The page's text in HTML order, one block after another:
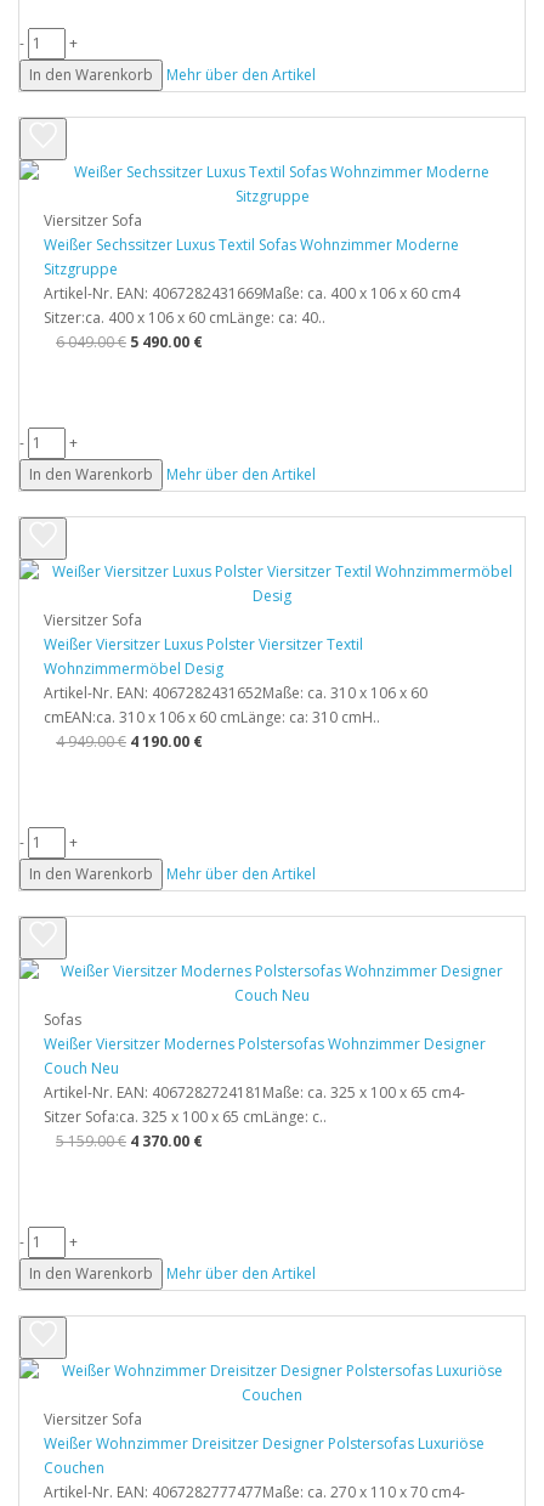
-
+
In den Warenkorb
Mehr über den Artikel
Viersitzer Sofa
Weißer Sechssitzer Luxus Textil Sofas Wohnzimmer Moderne
Sitzgruppe
Artikel-Nr. EAN: 4067282431669Maße: ca. 400 x 106 x 60 cm4
Sitzer:ca. 400 x 106 x 60 cmLänge: ca: 40..
6 049.00 € 5 490.00 €
-
+
In den Warenkorb
Mehr über den Artikel
Viersitzer Sofa
Weißer Viersitzer Luxus Polster Viersitzer Textil
Wohnzimmermöbel Desig
Artikel-Nr. EAN: 4067282431652Maße: ca. 310 x 106 x 60
cmEAN:ca. 310 x 106 x 60 cmLänge: ca: 310 cmH..
4 949.00 € 4 190.00 €
-
+
In den Warenkorb
Mehr über den Artikel
Sofas
Weißer Viersitzer Modernes Polstersofas Wohnzimmer Designer
Couch Neu
Artikel-Nr. EAN: 4067282724181Maße: ca. 325 x 100 x 65 cm4-
Sitzer Sofa:ca. 325 x 100 x 65 cmLänge: c..
5 159.00 € 4 370.00 €
-
+
In den Warenkorb
Mehr über den Artikel
Viersitzer Sofa
Weißer Wohnzimmer Dreisitzer Designer Polstersofas Luxuriöse
Couchen
Artikel-Nr. EAN: 4067282777477Maße: ca. 270 x 110 x 70 cm4-